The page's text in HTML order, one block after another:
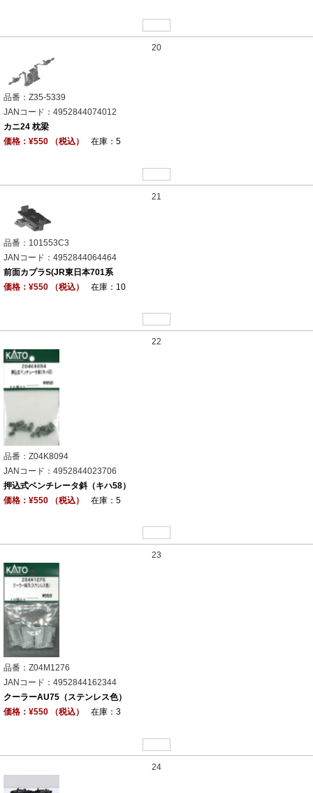
20
品番：Z35-5339
JANコード：4952844074012
カニ24 枕梁
価格：¥550 （税込）
在庫：5
21
品番：101553C3
JANコード：4952844064464
前面カプラS(JR東日本701系
価格：¥550 （税込）
在庫：10
22
品番：Z04K8094
JANコード：4952844023706
押込式ベンチレータ斜（キハ58）
価格：¥550 （税込）
在庫：5
23
品番：Z04M1276
JANコード：4952844162344
クーラーAU75（ステンレス色）
価格：¥550 （税込）
在庫：3
24